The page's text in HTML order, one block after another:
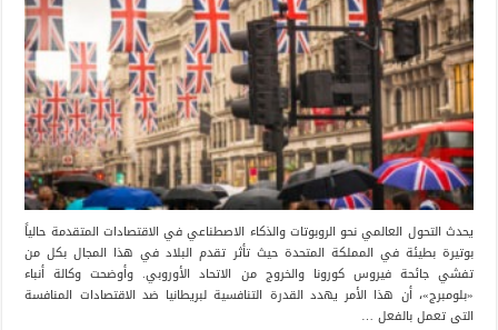
يحدث التحول العالمي نحو الروبوتات والذكاء الاصطناعي في الاقتصادات المتقدمة حالياً
بوتيرة بطيئة في المملكة المتحدة حيث تأثر تقدم البلاد في هذا المجال بكل من
تفشي جائحة فيروس كورونا والخروج من الاتحاد الأوروبي. وأوضحت وكالة أنباء
«بلومبرج»، أن هذا الأمر يهدد القدرة التنافسية لبريطانيا ضد الاقتصادات المنافسة
التى تعمل بالفعل …